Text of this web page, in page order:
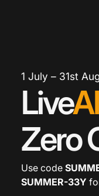
1 July – 31st
LiveAI
Zero
Use code
SUMMER-33Y